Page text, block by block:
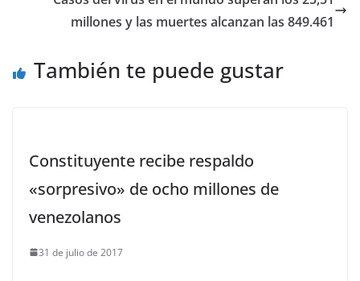
millones y las muertes alcanzan las 849.461
También te puede gustar
Constituyente recibe respaldo
«sorpresivo» de ocho millones de
venezolanos
31 de julio de 2017